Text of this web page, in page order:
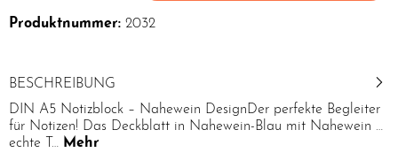
Produktnummer: 2032
BESCHREIBUNG
DIN A5 Notizblock – Nahewein DesignDer perfekte Begleiter
für Notizen! Das Deckblatt in Nahewein-Blau mit Nahewein …
echte T… Mehr